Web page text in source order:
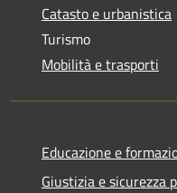
Catasto e urbanistica
Turismo
Mobilità e trasporti
Educazione e
Giustizia e sicurezza